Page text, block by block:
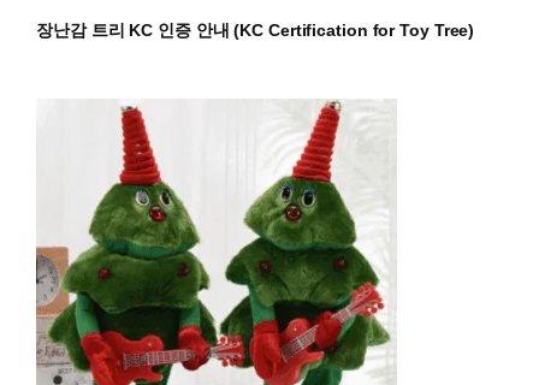
장난감 트리 KC 인증 안내 (KC Certification for Toy Tree)